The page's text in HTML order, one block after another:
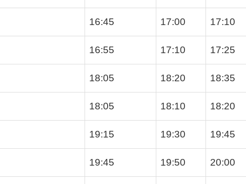
16:45 17:00 17:10
16:55 17:10 17:25
18:05 18:20 18:35
18:05 18:10 18:20
19:15 19:30 19:45
19:45 19:50 20:00